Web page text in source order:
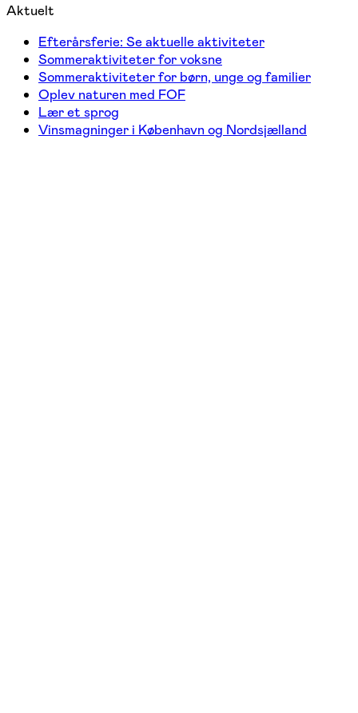
Aktuelt
Efterårsferie: Se aktuelle aktiviteter
Sommeraktiviteter for voksne
Sommeraktiviteter for børn, unge og familier
Oplev naturen med FOF
Lær et sprog
Vinsmagninger i København og Nordsjælland